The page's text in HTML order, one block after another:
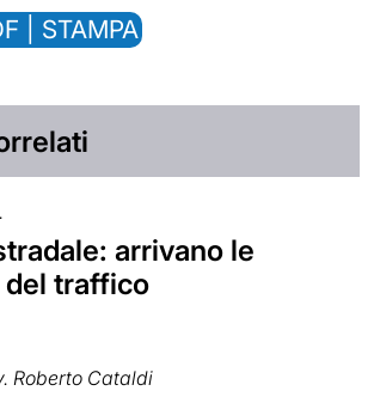
| STAMPA
arrivano le
traffico
Roberto Cataldi